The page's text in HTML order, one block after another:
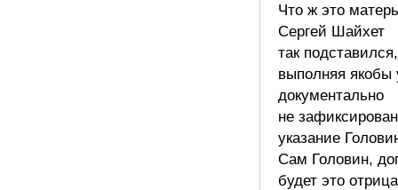
Что ж это
Сергей Шайхет
так подставился,
выполняя якобы
документально
не
указание
Сам Головин,
будет это